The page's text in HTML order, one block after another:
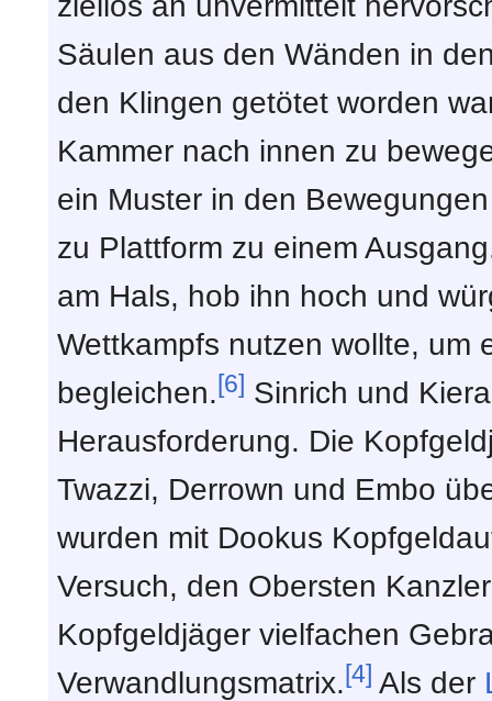
Säulen aus den Wänden in
den Klingen getötet worden
Kammer nach innen zu
ein Muster in den
zu Plattform zu einem
am Hals, hob ihn hoch und
Wettkampfs nutzen wollte, um
begleichen.[6] Sinrich und
Herausforderung. Die
Twazzi, Derrown und Embo
wurden mit Dookus
Versuch, den Obersten
Kopfgeldjäger vielfachen
Verwandlungsmatrix.[4] Als der